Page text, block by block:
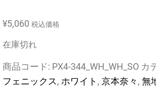
¥5,060 税込価格
在庫切れ
商品コード: PX4-344_WH_WH_SO カ
フェニックス, ホワイト , 京本奈々 , 無